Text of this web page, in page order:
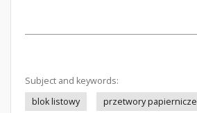
Subject and keywords:
blok listowy
przetwory papiernicze